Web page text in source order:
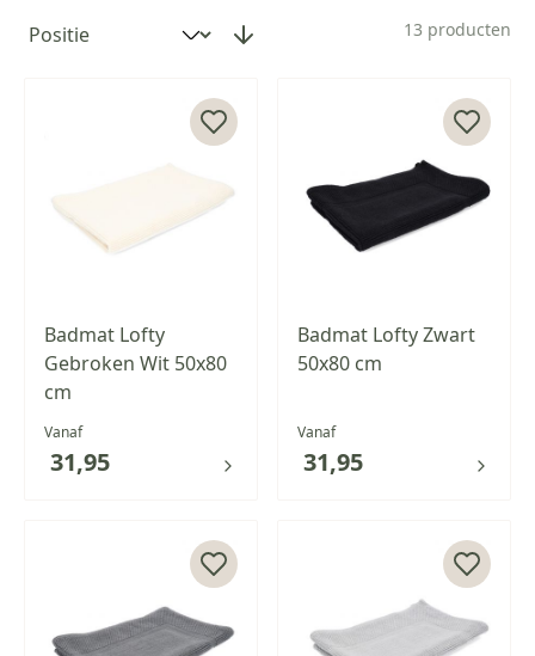
13 producten
Badmat Lofty
Gebroken Wit 50x80
cm
Vanaf
31,95
Badmat Lofty Zwart
50x80 cm
Vanaf
31,95